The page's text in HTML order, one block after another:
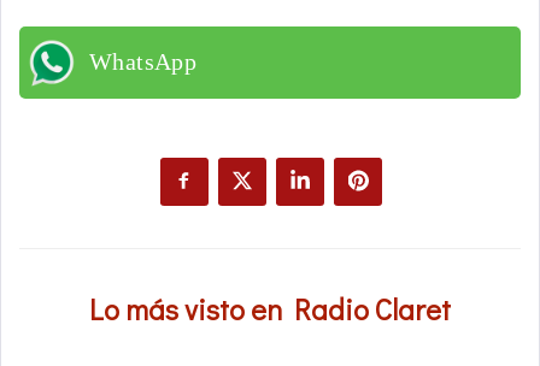
WhatsApp
Lo más visto en Radio Claret